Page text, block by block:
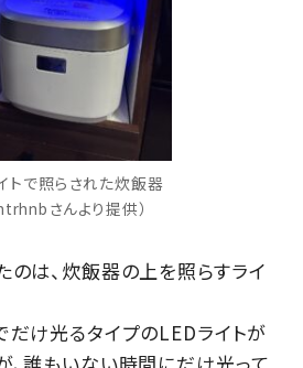
トで照らされた炊飯器
さんより提供）
のは、炊飯器の上を照らすライ
だけ光るタイプのLEDライトが